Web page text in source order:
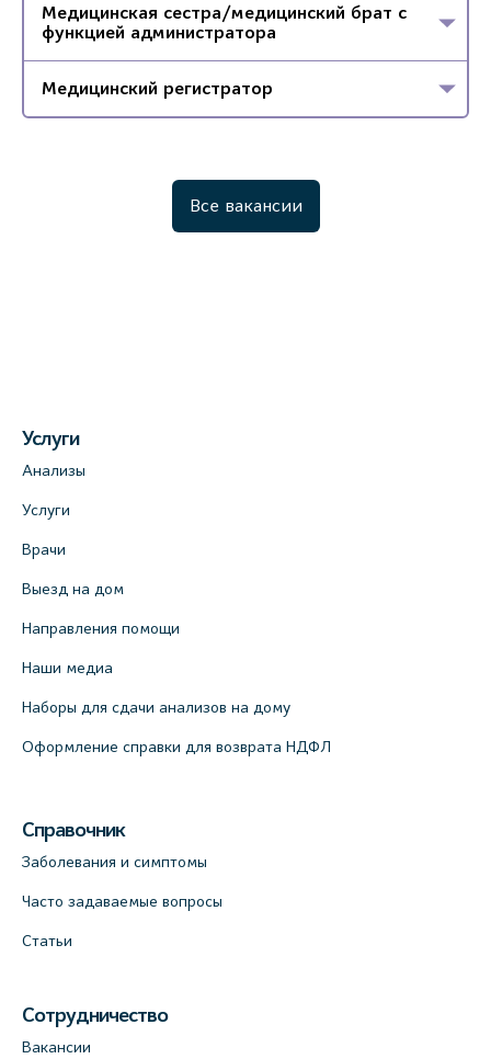
Медицинская сестра/медицинский брат с
функцией администратора
Медицинский регистратор
Все вакансии
Услуги
Анализы
Услуги
Врачи
Выезд на дом
Направления помощи
Наши медиа
Наборы для сдачи анализов на дому
Оформление справки для возврата НДФЛ
Справочник
Заболевания и симптомы
Часто задаваемые вопросы
Статьи
Сотрудничество
Вакансии